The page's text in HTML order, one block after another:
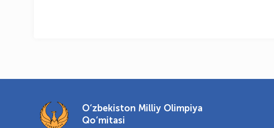
O‘zbekiston Milliy Olimpiya
Qo‘mitasi